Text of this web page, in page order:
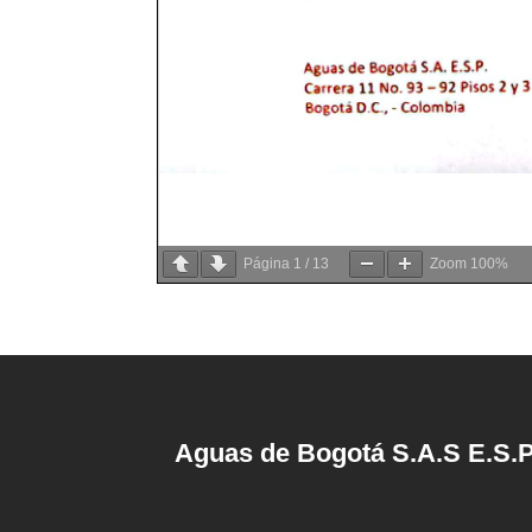
Página 1 / 13 Zoom 100%
Aguas de Bogotá S.A.S